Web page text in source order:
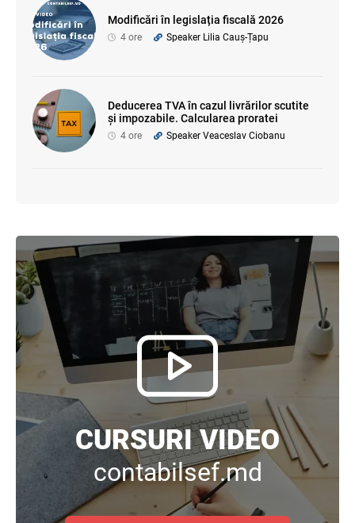
Modificări în legislația fiscală 2026
4 ore Speaker Lilia Cauș-Țapu
Deducerea TVA în cazul livrărilor scutite
și impozabile. Calcularea proratei
4 ore Speaker Veaceslav Ciobanu
CURSURI VIDEO
contabilsef.md